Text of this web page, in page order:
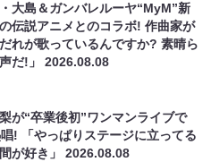
大島＆ガンバレルーヤ“MyM”新
伝説アニメとのコラボ! 作曲家が
れが歌っているんですか? 素晴ら
だ!」2026.08.08
が“卒業後初”ワンマンライブで
! 「やっぱりステージに立ってる
が好き」2026.08.08